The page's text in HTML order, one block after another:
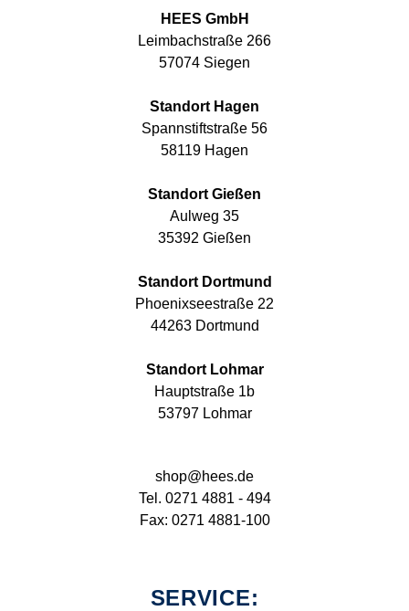
HEES GmbH
Leimbachstraße 266
57074 Siegen
Standort Hagen
Spannstiftstraße 56
58119 Hagen
Standort Gießen
Aulweg 35
35392 Gießen
Standort Dortmund
Phoenixseestraße 22
44263 Dortmund
Standort Lohmar
Hauptstraße 1b
53797 Lohmar
shop@hees.de
Tel. 0271 4881 - 494
Fax: 0271 4881-100
SERVICE: